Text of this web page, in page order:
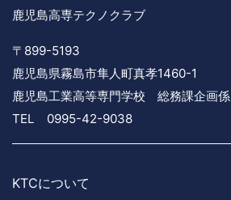
鹿児島高専テクノクラブ
〒899-5193
鹿児島県霧島市隼人町真孝1460-1
鹿児島工業高等専門学校 総務課企画係
TEL 0995-42-9038
KTCについて